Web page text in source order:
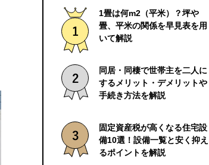
1畳は何m2（平米）？坪や
畳、平米の関係を早見表を用
いて解説
同居・同棲で世帯主を二人に
するメリット・デメリットや
手続き方法を解説
固定資産税が高くなる住宅設
備10選！設備一覧と安く抑え
るポイントを解説